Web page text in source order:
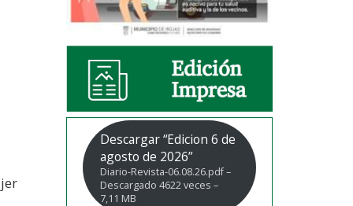
Descargar “Edicion 6 de
agosto de 2026”
Diario-Revista-06.08.26.pdf –
Descargado 4622 veces –
7,11 MB